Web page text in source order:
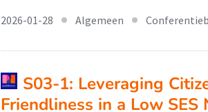
2026-01-28
Algemeen
S03-1: Leveraging
Friendliness in a Low